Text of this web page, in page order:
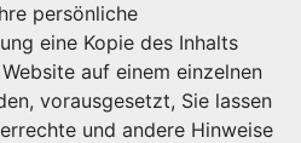
persönliche
eine Kopie des Inhalts
auf einem einzelnen
vorausgesetzt, Sie lassen
und andere Hinweise